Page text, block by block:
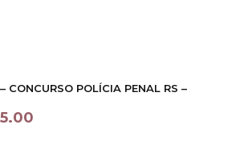
CONCURSO POLÍCIA PENAL RS –